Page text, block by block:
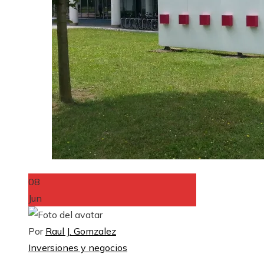
08
Jun
Por Raul J. Gomzalez
Inversiones y negocios